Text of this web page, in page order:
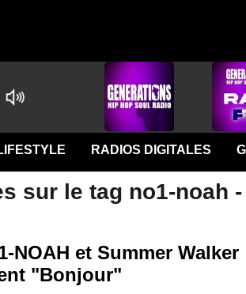
RADIOS DIGITALES
sur le tag no1-noah
NOAH et Summer Walker
"Bonjour"